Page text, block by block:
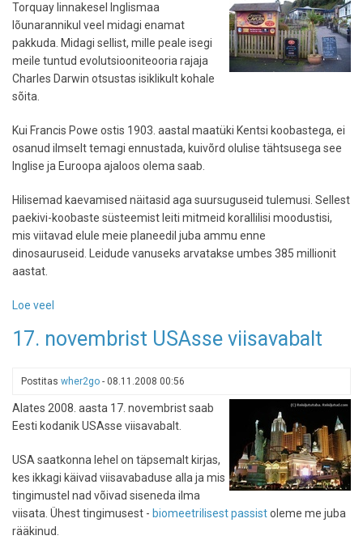
Torquay linnakesel Inglismaa
lõunarannikul veel midagi enamat
pakkuda. Midagi sellist, mille peale isegi
meile tuntud evolutsiooniteooria rajaja
Charles Darwin otsustas isiklikult kohale
sõita.
Kui Francis Powe ostis 1903. aastal maatüki Kentsi koobastega, ei
osanud ilmselt temagi ennustada, kuivõrd olulise tähtsusega see
Inglise ja Euroopa ajaloos olema saab.
Hilisemad kaevamised näitasid aga suursuguseid tulemusi. Sellest
paekivi-koobaste süsteemist leiti mitmeid korallilisi moodustisi,
mis viitavad elule meie planeedil juba ammu enne
dinosauruseid. Leidude vanuseks arvatakse umbes 385 millionit
aastat.
Loe veel
Darwini
17. novembrist USAsse viisavabalt
Postitas wher2go - 08.11.2008 00:56
Alates 2008. aasta 17. novembrist saab
Eesti kodanik USAsse viisavabalt.
USA saatkonna lehel on täpsemalt kirjas,
kes ikkagi käivad viisavabaduse alla ja mis
tingimustel nad võivad siseneda ilma
viisata. Ühest tingimusest - biomeetrilisest passistoleme me juba
rääkinud.